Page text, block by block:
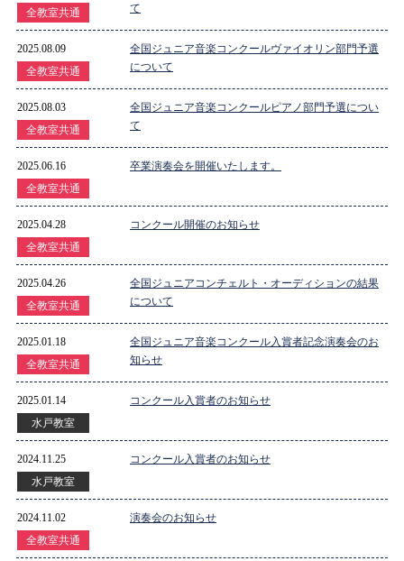
全教室共通
て
2025.08.09
全教室共通
全国ジュニア音楽コンクールヴァイオリン部門予選
について
2025.08.03
全教室共通
全国ジュニア音楽コンクールピアノ部門予選につい
て
2025.06.16
全教室共通
卒業演奏会を開催いたします。
2025.04.28
全教室共通
コンクール開催のお知らせ
2025.04.26
全教室共通
全国ジュニアコンチェルト・オーディションの結果
について
2025.01.18
全教室共通
全国ジュニア音楽コンクール入賞者記念演奏会のお
知らせ
2025.01.14
水戸教室
コンクール入賞者のお知らせ
2024.11.25
水戸教室
コンクール入賞者のお知らせ
2024.11.02
全教室共通
演奏会のお知らせ